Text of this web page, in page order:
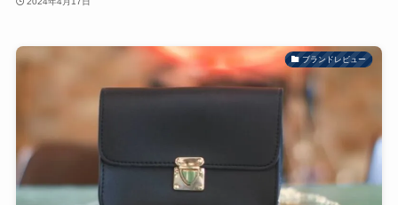
ブランドレビュー